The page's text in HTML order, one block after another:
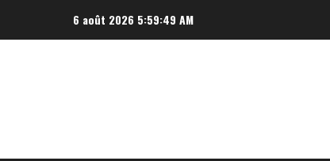
6 août 2026 5:59:50 AM